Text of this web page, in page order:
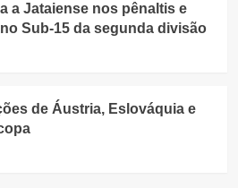
a Jataiense nos pênaltis e
Sub-15 da segunda divisão
de Áustria, Eslováquia e